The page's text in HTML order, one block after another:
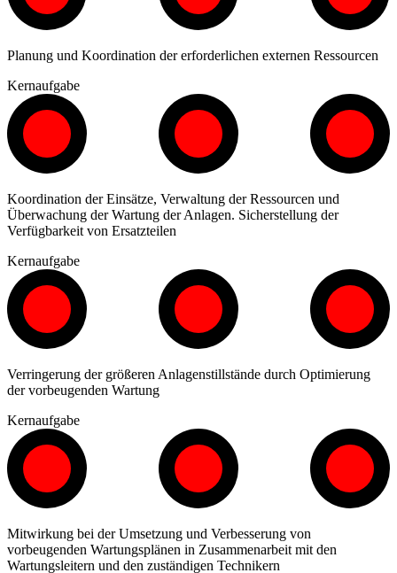
Planung und Koordination der erforderlichen externen Ressourcen
Kernaufgabe
Koordination der Einsätze, Verwaltung der Ressourcen und
Überwachung der Wartung der Anlagen. Sicherstellung der
Verfügbarkeit von Ersatzteilen
Kernaufgabe
Verringerung der größeren Anlagenstillstände durch Optimierung
der vorbeugenden Wartung
Kernaufgabe
Mitwirkung bei der Umsetzung und Verbesserung von
vorbeugenden Wartungsplänen in Zusammenarbeit mit den
Wartungsleitern und den zuständigen Technikern